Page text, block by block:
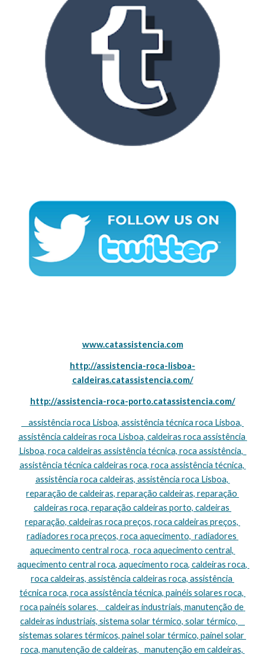
www.catassistencia.com
http://assistencia-roca-lisboa-
caldeiras.catassistencia.com/
http://assistencia-roca-porto.catassistencia.com/
assistência caldeiras roca Lisboa, caldeiras roca assistência
Lisboa, roca caldeiras assistência técnica, roca assistência,
assistência técnica caldeiras roca, roca assistência técnica,
assistência roca caldeiras, assistência roca Lisboa,
reparação de caldeiras, reparação caldeiras, reparação
caldeiras roca, reparação caldeiras porto, caldeiras
reparação, caldeiras roca preços, roca caldeiras preços,
radiadores roca preços, roca aquecimento,  radiadores
aquecimento central roca,  roca aquecimento central,
aquecimento central roca, aquecimento roca, caldeiras roca,
roca caldeiras, assistência caldeiras roca, assistência
técnica roca, roca assistência técnica, painéis solares roca,
roca painéis solares,    caldeiras industriais, manutenção de
caldeiras industriais, sistema solar térmico, solar térmico,
sistemas solares térmicos, painel solar térmico, painel solar
roca, manutenção de caldeiras,   manutenção em caldeiras,